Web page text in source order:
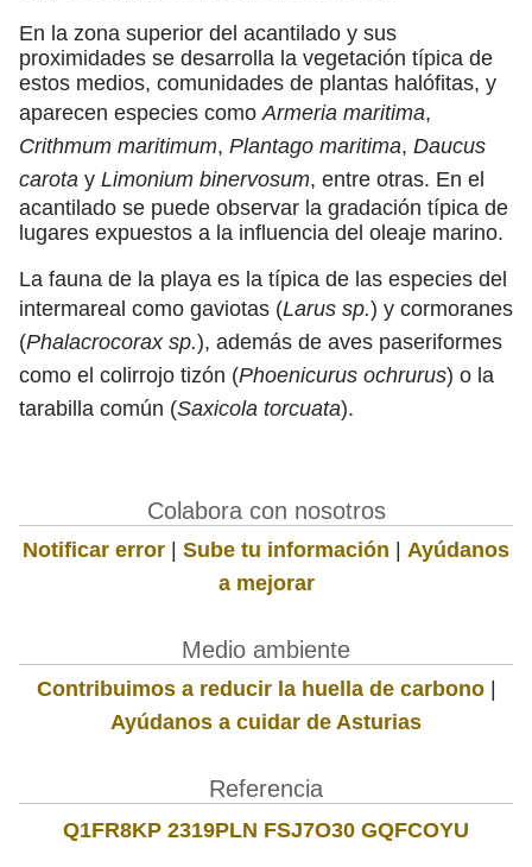
En la zona superior del acantilado y sus
proximidades se desarrolla la vegetación típica de
estos medios, comunidades de plantas halófitas, y
aparecen especies como Armeria maritima,
Crithmum maritimum, Plantago maritima, Daucus
carota y Limonium binervosum, entre otras. En el
acantilado se puede observar la gradación típica de
lugares expuestos a la influencia del oleaje marino.
La fauna de la playa es la típica de las especies del
intermareal como gaviotas (Larus sp.) y cormoranes
(Phalacrocorax sp.), además de aves paseriformes
como el colirrojo tizón (Phoenicurus ochrurus) o la
tarabilla común (Saxicola torcuata).
Colabora con nosotros
Notificar error | Sube tu información | Ayúdanos
a mejorar
Medio ambiente
Contribuimos a reducir la huella de carbono|
Ayúdanos a cuidar de Asturias
Referencia
Q1FR8KP 2319PLN FSJ7O30 GQFCOYU